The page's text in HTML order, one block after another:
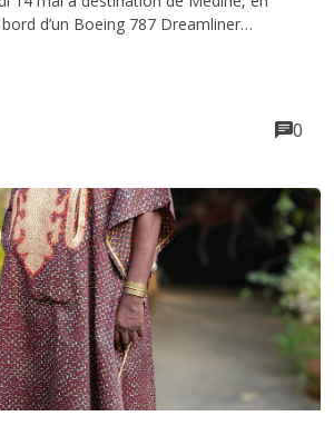
d’un Boeing 787 Dreamliner
Gnassingbé Eyadéma, lançant
pour ce grand rendez-vous
0